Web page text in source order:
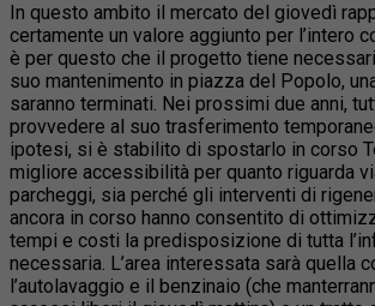
In questo ambito il mercato del giovedì
certamente un valore aggiunto per l’intero
è per questo che il progetto tiene
suo mantenimento in piazza del Popolo,
saranno terminati. Nei prossimi due anni,
provvedere al suo trasferimento
ipotesi, si è stabilito di spostarlo in corso
migliore accessibilità per quanto riguarda
parcheggi, sia perché gli interventi di
ancora in corso hanno consentito di
tempi e costi la predisposizione di tutta
necessaria. L’area interessata sarà quella
l’autolavaggio e il benzinaio (che